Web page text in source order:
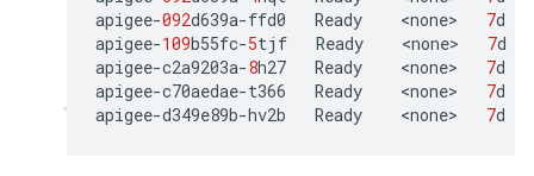
apigee-092d639a-ffd0 Ready <none> 7d
apigee-109b55fc-5tjf Ready <none> 7d
apigee-c2a9203a-8h27 Ready <none> 7d
apigee-c70aedae-t366 Ready <none> 7d
apigee-d349e89b-hv2b Ready <none> 7d